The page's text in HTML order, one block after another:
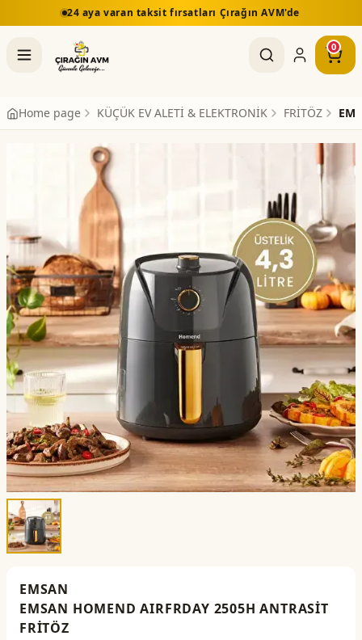
24 aya varan taksit fırsatları Çırağın AVM'de
0
Home page KÜÇÜK EV ALETİ & ELEKTRONİK FRİTÖZ
EMSAN
EMSAN HOMEND AIRFRDAY 2505H ANTRASİT
FRİTÖZ